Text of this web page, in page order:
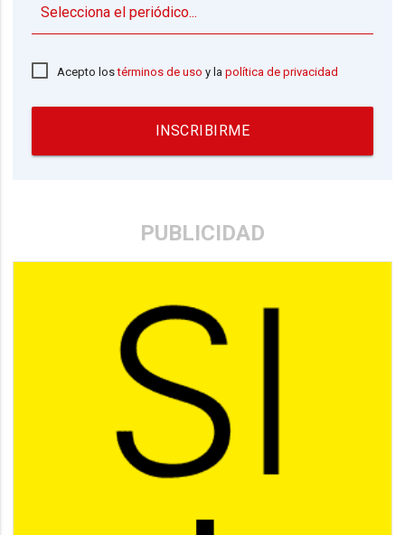
Acepto lostérminos de uso y lapolítica de privacidad
INSCRIBIRME
PUBLICIDAD